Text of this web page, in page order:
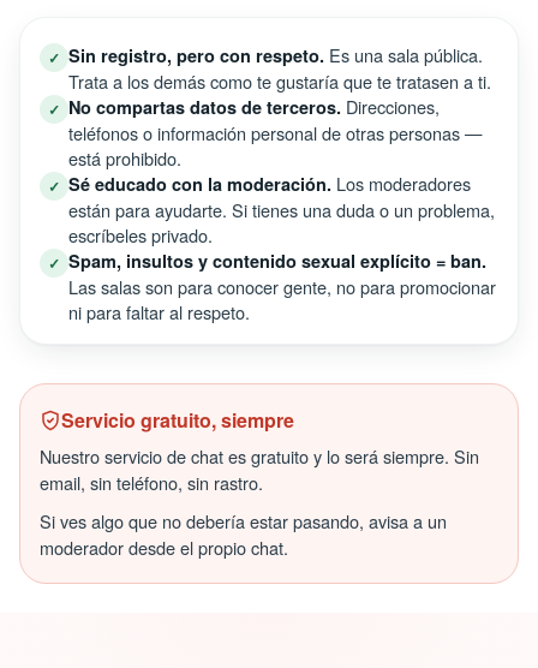
✓ Sin registro, pero con respeto. Es una sala pública.
Trata a los demás como te gustaría que te tratasen a ti.
✓ No compartas datos de terceros. Direcciones,
teléfonos o información personal de otras personas —
está prohibido.
✓ Sé educado con la moderación. Los moderadores
están para ayudarte. Si tienes una duda o un problema,
escríbeles privado.
✓ Spam, insultos y contenido sexual explícito = ban.
Las salas son para conocer gente, no para promocionar
ni para faltar al respeto.
Servicio gratuito, siempre
Nuestro servicio de chat es gratuito y lo será siempre. Sin
email, sin teléfono, sin rastro.
Si ves algo que no debería estar pasando, avisa a un
moderador desde el propio chat.